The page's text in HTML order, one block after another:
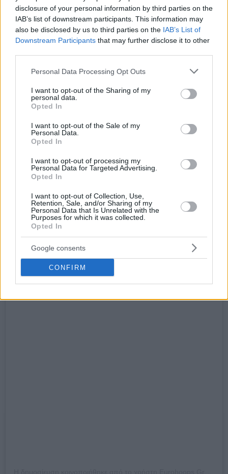
disclosure of your personal information by third parties on the
IAB’s list of downstream participants. This information may
also be disclosed by us to third parties on the IAB’s List of
Downstream Participants that may further disclose it to other
Please note that this website/app uses one or more Google
not limited to your visit or usage behaviour. You may click to
grant or deny consent to Google and its third-party tags to
use your data for below specified purposes in below Google
consent section.
Personal Data Processing Opt Outs
I want to opt-out of the Sharing of my
personal data.
Opted In
I want to opt-out of the Sale of my
Personal Data.
Opted In
I want to opt-out of processing my
Personal Data for Targeted Advertising.
Opted In
I want to opt-out of Collection, Use,
Retention, Sale, and/or Sharing of my
Personal Data that Is Unrelated with the
Purposes for which it was collected.
Opted In
Google consents
CONFIRM